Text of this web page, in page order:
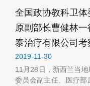
全国政协教科卫
原副部长曹健林
泰治疗有限公司考
2019-11-30
11月28日，新西兰当
委员会副主任、医疗部